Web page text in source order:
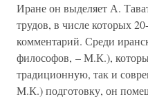
Иране он выделяет А.
трудов, в числе которых
комментарий. Среди
философов, – М.К.),
традиционную, так и
М.К.) подготовку, он